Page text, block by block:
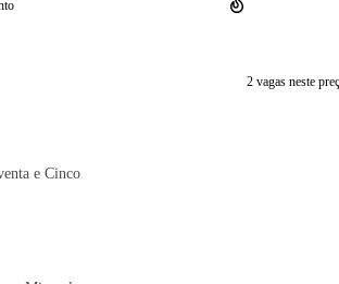
2 vagas neste
e Cinco